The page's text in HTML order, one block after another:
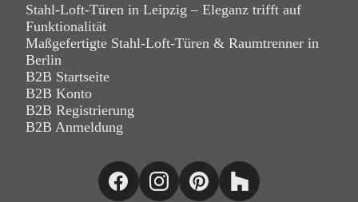
Stahl-Loft-Türen in Leipzig – Eleganz trifft auf
Funktionalität
Maßgefertigte Stahl-Loft-Türen & Raumtrenner in
Berlin
B2B Startseite
B2B Konto
B2B Registrierung
B2B Anmeldung